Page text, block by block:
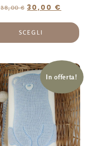
38,00€ 30,00 €
SCEGLI
In offerta!